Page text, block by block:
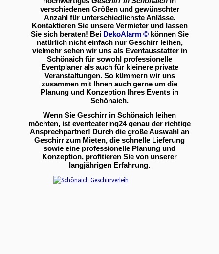
verschiedenen Größen und gewünschter
Anzahl für unterschiedlichste Anlässe.
Kontaktieren Sie unsere Vermieter und lassen
Sie sich beraten! Bei DekoAlarm ©können Sie
natürlich nicht einfach nur Geschirr leihen,
vielmehr sehen wir uns als Eventausstatter in
Schönaich für sowohl professionelle
Eventplaner als auch für kleinere private
Veranstaltungen. So kümmern wir uns
zusammen mit Ihnen auch gerne um die
Planung und Konzeption Ihres Events in
Schönaich.
Wenn Sie Geschirr in Schönaich leihen
möchten, ist eventcatering24 genau der richtige
Ansprechpartner! Durch die große Auswahl an
Geschirr zum Mieten, die schnelle Lieferung
sowie eine professionelle Planung und
Konzeption, profitieren Sie von unserer
langjährigen Erfahrung.